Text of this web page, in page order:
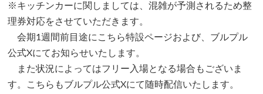
※キッチンカーに関しましては、混雑が予測されるため整
理券対応をさせていただきます。
会期1週間前目途にこちら特設ページおよび、ブルプル
公式Xにてお知らせいたします。
また状況によってはフリー入場となる場合もございま
す。こちらもブルプル公式Xにて随時配信いたします。